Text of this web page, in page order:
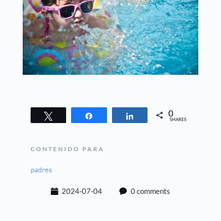
Share 0
SHARES
CONTENIDO PARA
padres
2024-07-04 0 comments